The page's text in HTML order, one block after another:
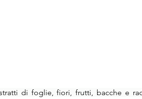
di foglie, fiori, frutti, bacche e